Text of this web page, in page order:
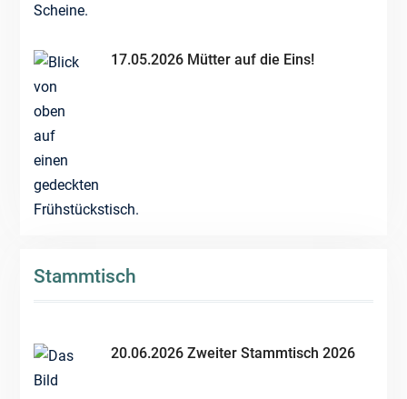
17.05.2026 Mütter auf die Eins!
Stammtisch
20.06.2026 Zweiter Stammtisch 2026